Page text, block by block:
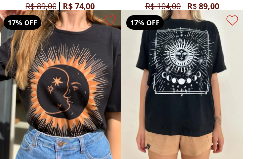
R$ 89,00 R$ 74,00 R$ 104,00 R$ 89,00
17% OFF 17% OFF